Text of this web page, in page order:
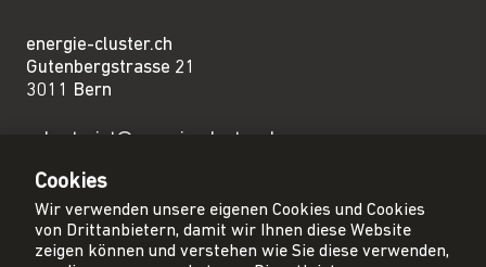
energie-cluster.ch
Gutenbergstrasse 21
3011 Bern
sekretariat@energie-cluster.ch
Cookies
Wir verwenden unsere eigenen Cookies und Cookies
von Drittanbietern, damit wir Ihnen diese Website
zeigen können und verstehen wie Sie diese verwenden,